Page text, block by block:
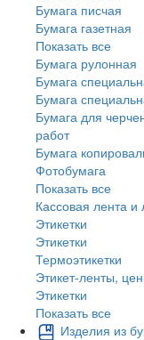
Бумага писчая
Бумага газетная
Показать все
Бумага рулонная
Бумага
Бумага
Бумага для
работ
Бумага
Фотобумага
Показать все
Кассовая лента
Этикетки
Этикетки
Термоэтикетки
Этикет-ленты,
Этикетки
Показать все
Изделия из